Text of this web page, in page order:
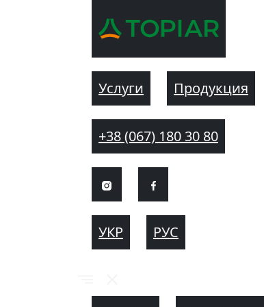
Услуги Продукция
+38 (067) 180 30 80
УКР РУС